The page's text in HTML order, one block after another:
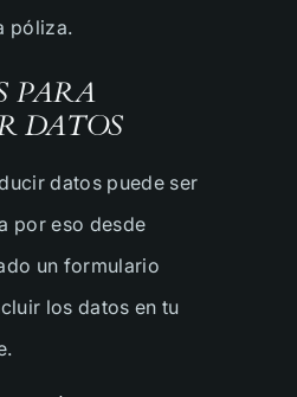
póliza.
PARA
DATOS
datos puede ser
por eso desde
un formulario
los datos en tu
CON
antes posible.